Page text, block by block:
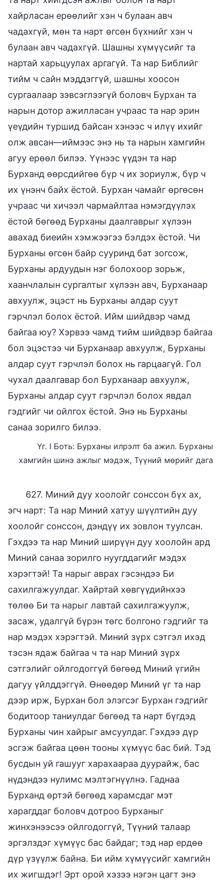
хайрласан ерөөлийг хэн ч булаан авч
чадахгүй, мөн та нарт өгсөн бүхнийг хэн ч
булаан авч чадахгүй. Шашны хүмүүсийг та
нартай харьцуулах аргагүй. Та нар Библийг
тийм ч сайн мэддэггүй, шашны хоосон
сургаалаар зэвсэглээгүй боловч Бурхан та
нарын дотор ажилласан учраас та нар эрин
үеүдийн туршид байсан хэнээс ч илүү ихийг
олж авсан—иймээс энэ нь та нарын хамгийн
агуу ерөөл билээ. Үүнээс үүдэн та нар
Бурханд өөрсдийгөө бүр ч их зориулж, бүр ч
их үнэнч байх ёстой. Бурхан чамайг өргөсөн
учраас чи хичээл чармайлтаа нэмэгдүүлэх
ёстой бөгөөд Бурханы даалгаврыг хүлээн
авахад биеийн хэмжээгээ бэлдэх ёстой. Чи
Бурханы өгсөн байр сууринд бат зогсож,
Бурханы ардуудын нэг болохоор зорьж,
хаанчлалын сургалтыг хүлээн авч, Бурханаар
авхуулж, эцэст нь Бурханы алдар суут
гэрчлэл болох ёстой. Ийм шийдвэр чамд
байгаа юу? Хэрвээ чамд тийм шийдвэр байгаа
бол эцэстээ чи Бурханаар авхуулж, Бурханы
алдар суут гэрчлэл болох нь гарцаагүй. Гол
чухал даалгавар бол Бурханаар авхуулж,
Бурханы алдар суут гэрчлэл болох явдал
гэдгийг чи ойлгох ёстой. Энэ нь Бурханы
санаа зорилго билээ.
Үг. I Боть: Бурханы илрэлт ба ажил. Бурханы
хамгийн шинэ ажлыг мэдэж, Түүний мөрийг дага
627. Миний дуу хоолойг сонссон бүх ах,
эгч нарт: Та нар Миний хатуу шүүлтийн дуу
хоолойг сонссон, дэндүү их зовлон туулсан.
Гэхдээ та нар Миний ширүүн дуу хоолойн ард
Миний санаа зорилго нуугддагийг мэдэх
хэрэгтэй! Та нарыг аврах гэсэндээ Би
сахилгажуулдаг. Хайртай хөвгүүдийнхээ
төлөө Би та нарыг лавтай сахилгажуулж,
засаж, удалгүй бүрэн төгс болгоно гэдгийг та
нар мэдэх хэрэгтэй. Миний зүрх сэтгэл ихэд
тэсэн ядаж байгаа ч та нар Миний зүрх
сэтгэлийг ойлгодоггүй бөгөөд Миний үгийн
дагуу үйлддэггүй. Өнөөдөр Миний үг та нар
дээр ирж, Бурхан бол элэгсэг Бурхан гэдгийг
бодитоор таниулдаг бөгөөд та нарт бүгдэд
Бурханы чин хайрыг амсуулдаг. Гэхдээ дүр
эсгэж байгаа цөөн тооны хүмүүс бас бий. Тэд
бусдын уй гашууг харахаараа дуурайж, бас
нүдэндээ нулимс мэлтэгнүүлнэ. Гаднаа
Бурханд өртэй бөгөөд харамсдаг мэт
харагддаг боловч дотроо Бурханыг
жинхэнээсээ ойлгодоггүй, Түүний талаар
эргэлздэг хүмүүс бас байдаг; тэд нар ердөө
дүр үзүүлж байна. Би ийм хүмүүсийг хамгийн
их жигшдэг! Эрт орой хэзээ нэгэн цагт энэ